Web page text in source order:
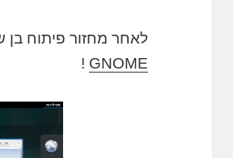
לאחר מחזור פיתוח בן
GNOME
!